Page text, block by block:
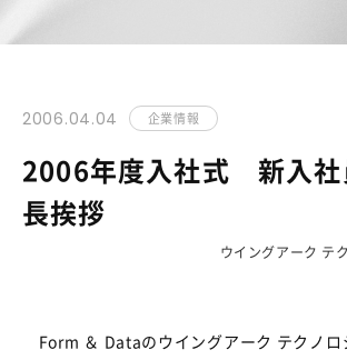
2006.04.04 企業情報
2006年度入社式 新入社
長挨拶
ウイングアーク テ
Form ＆ Dataのウイングアーク テクノロ